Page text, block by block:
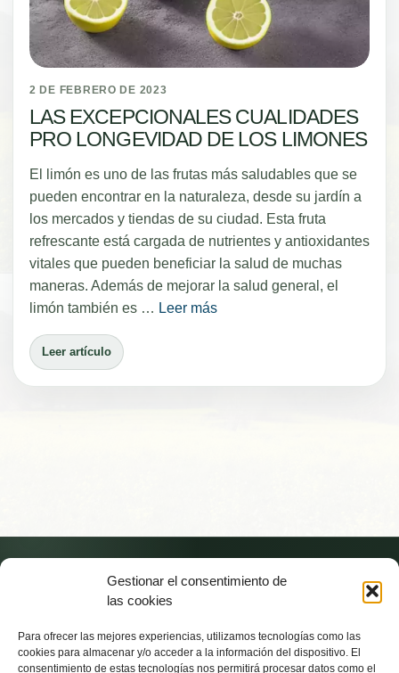
Gestionar el consentimiento de
las cookies
Para ofrecer las mejores experiencias, utilizamos tecnologías como las
cookies para almacenar y/o acceder a la información del dispositivo. El
consentimiento de estas tecnologías nos permitirá procesar datos como el
2 DE FEBRERO DE 2023
LAS EXCEPCIONALES CUALIDADES
PRO LONGEVIDAD DE LOS LIMONES
El limón es uno de las frutas más saludables que se
pueden encontrar en la naturaleza, desde su jardín a
los mercados y tiendas de su ciudad. Esta fruta
refrescante está cargada de nutrientes y antioxidantes
vitales que pueden beneficiar la salud de muchas
maneras. Además de mejorar la salud general, el
limón también es … Leer más
Leer artículo
La salud y la longevidad en la era de la inteligencia artificial.
Aviso legal